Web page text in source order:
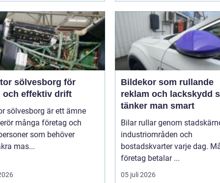
sölvesborg för
och effektiv drift
sölvesborg är ett ämne
många företag och
som behöver
mas...
Bildekor som rullande
reklam och lackskydd så
tänker man smart
Bilar rullar genom
industriområden och
bostadskvarter varje dag.
företag betalar ...
05 juli 2026